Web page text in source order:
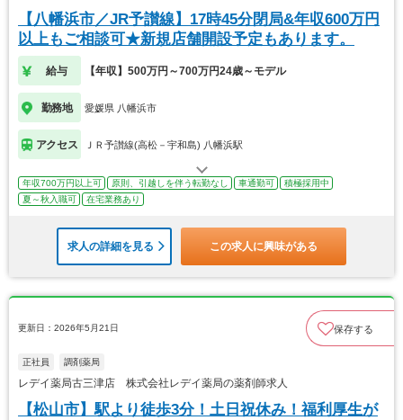
【八幡浜市／JR予讃線】17時45分閉局&年収600万円
以上もご相談可★新規店舗開設予定もあります。
給与 【年収】500万円～700万円24歳～モデル
勤務地 愛媛県 八幡浜市
アクセス ＪＲ予讃線(高松－宇和島) 八幡浜駅
年収700万円以上可 原則、引越しを伴う転勤なし 車通勤可
積極採用中
夏～秋入職可
在宅業務あり
求人の詳細を見る この求人に興味がある
更新日：2026年5月21日 保存する
正社員 調剤薬局
レデイ薬局古三津店 株式会社レデイ薬局の薬剤師求人
【松山市】駅より徒歩3分！土日祝休み！福利厚生が